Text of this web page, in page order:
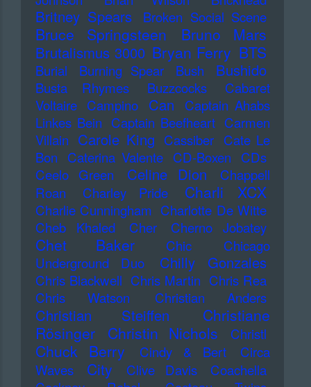
Britney Spears Broken Social Scene
Bruce Springsteen Bruno Mars
Brutalismus 3000 Bryan Ferry BTS
Burial Burning Spear Bush Bushido
Busta Rhymes Buzzcocks
Cabaret
Voltaire Campino Can
Captain Ahabs
Linkes Bein Captain Beefheart Carmen
Villain Carole King Cassiber Cate Le
Bon
Caterina Valente CD-Boxen
CDs
Ceelo Green
Celine Dion
Chappell
Roan
Charley Pride Charli XCX
Charlie Cunningham Charlotte De Witte
Cheb Khaled
Cher Cherno Jobatey
Chet Baker Chic
Chicago
Underground Duo
Chilly Gonzales
Chris Blackwell Chris Martin Chris Rea
Chris Watson
Christian Anders
Christian Steiffen
Christiane
Rösinger
Christin Nichols Christl
Chuck Berry Cindy & Bert
Circa
Waves
City Clive Davis
Coachella